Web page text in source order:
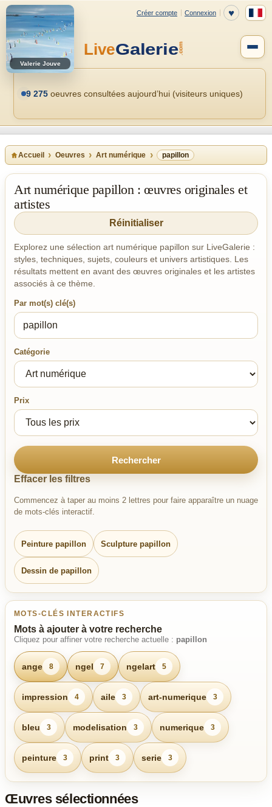
Valerie Jouve
9 275 oeuvres consultées aujourd’hui (visiteurs uniques)
Accueil Oeuvres Art numérique papillon
Art numérique papillon : œuvres originales et
artistes
Réinitialiser
Explorez une sélection art numérique papillon sur LiveGalerie :
styles, techniques, sujets, couleurs et univers artistiques. Les
résultats mettent en avant des œuvres originales et les artistes
associés à ce thème.
Par mot(s) clé(s)
Catégorie
Prix
Rechercher
Effacer les filtres
Commencez à taper au moins 2 lettres pour faire apparaître un nuage
de mots-clés interactif.
Peinture papillon Sculpture papillon
Dessin de papillon
MOTS-CLÉS INTERACTIFS
Mots à ajouter à votre recherche
Cliquez pour affiner votre recherche actuelle : papillon
ange 8 ngel 7 ngelart 5
impression 4 aile 3 art-numerique 3
bleu 3 modelisation 3 numerique 3
peinture 3 print 3 serie 3
Œuvres sélectionnées